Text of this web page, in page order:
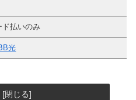
ド払いのみ
光